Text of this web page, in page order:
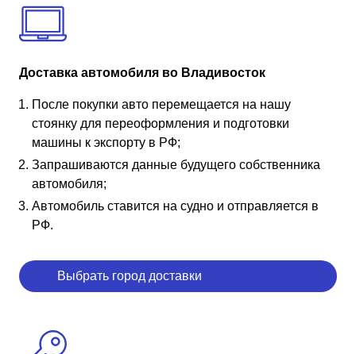
Доставка автомобиля во Владивосток
После покупки авто перемещается на нашу
стоянку для переоформления и подготовки
машины к экспорту в РФ;
Запрашиваются данные будущего собственника
автомобиля;
Автомобиль ставится на судно и отправляется в
РФ.
Выбрать город доставки